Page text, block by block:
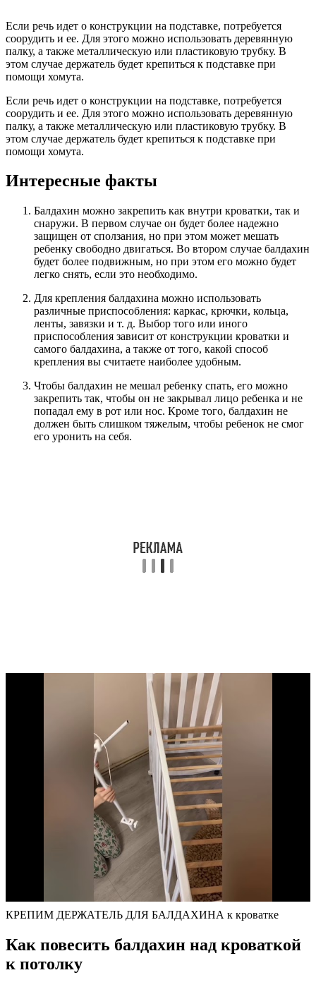
Если речь идет о конструкции на подставке, потребуется
соорудить и ее. Для этого можно использовать деревянную
палку, а также металлическую или пластиковую трубку. В
этом случае держатель будет крепиться к подставке при
помощи хомута.
Если речь идет о конструкции на подставке, потребуется
соорудить и ее. Для этого можно использовать деревянную
палку, а также металлическую или пластиковую трубку. В
этом случае держатель будет крепиться к подставке при
помощи хомута.
Интересные факты
Балдахин можно закрепить как внутри кроватки, так и
снаружи. В первом случае он будет более надежно
защищен от сползания, но при этом может мешать
ребенку свободно двигаться. Во втором случае балдахин
будет более подвижным, но при этом его можно будет
легко снять, если это необходимо.
Для крепления балдахина можно использовать
различные приспособления: каркас, крючки, кольца,
ленты, завязки и т. д. Выбор того или иного
приспособления зависит от конструкции кроватки и
самого балдахина, а также от того, какой способ
крепления вы считаете наиболее удобным.
Чтобы балдахин не мешал ребенку спать, его можно
закрепить так, чтобы он не закрывал лицо ребенка и не
попадал ему в рот или нос. Кроме того, балдахин не
должен быть слишком тяжелым, чтобы ребенок не смог
его уронить на себя.
КРЕПИМ ДЕРЖАТЕЛЬ ДЛЯ БАЛДАХИНА к кроватке
Как повесить балдахин над кроваткой
к потолку